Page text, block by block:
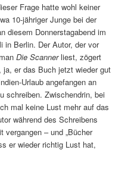
Frage hatte wohl keiner
10-jähriger Junge bei der
diesem Donnerstagabend im
in Berlin. Der Autor, der vor
Die Scannerliest, zögert
er das Buch jetzt wieder gut
Urlaub angefangen an
schreiben. Zwischendrin, bei
mal keine Lust mehr auf das
während des Schreibens
vergangen – und „Bücher
er wieder richtig Lust hat,